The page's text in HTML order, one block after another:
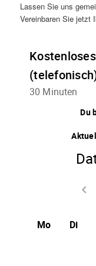
Lassen Sie uns
Vereinbaren Sie jetzt